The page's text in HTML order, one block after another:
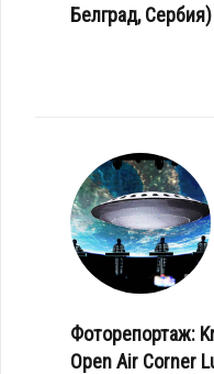
Белград, Сербия)
Фоторепортаж:
Open Air Corner